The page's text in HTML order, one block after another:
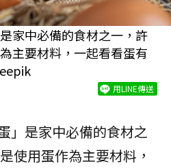
家中必備的食材之一，許
主要材料，一起看看蛋有
用LINE傳送
」是家中必備的食材之
使用蛋作為主要材料，